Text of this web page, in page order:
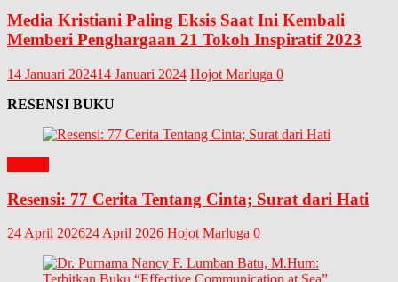
Media Kristiani Paling Eksis Saat Ini Kembali
Memberi Penghargaan 21 Tokoh Inspiratif 2023
14 Januari 202414 Januari 2024 Hojot Marluga 0
RESENSI BUKU
Resensi: 77 Cerita Tentang Cinta; Surat dari Hati
24 April 202624 April 2026 Hojot Marluga 0